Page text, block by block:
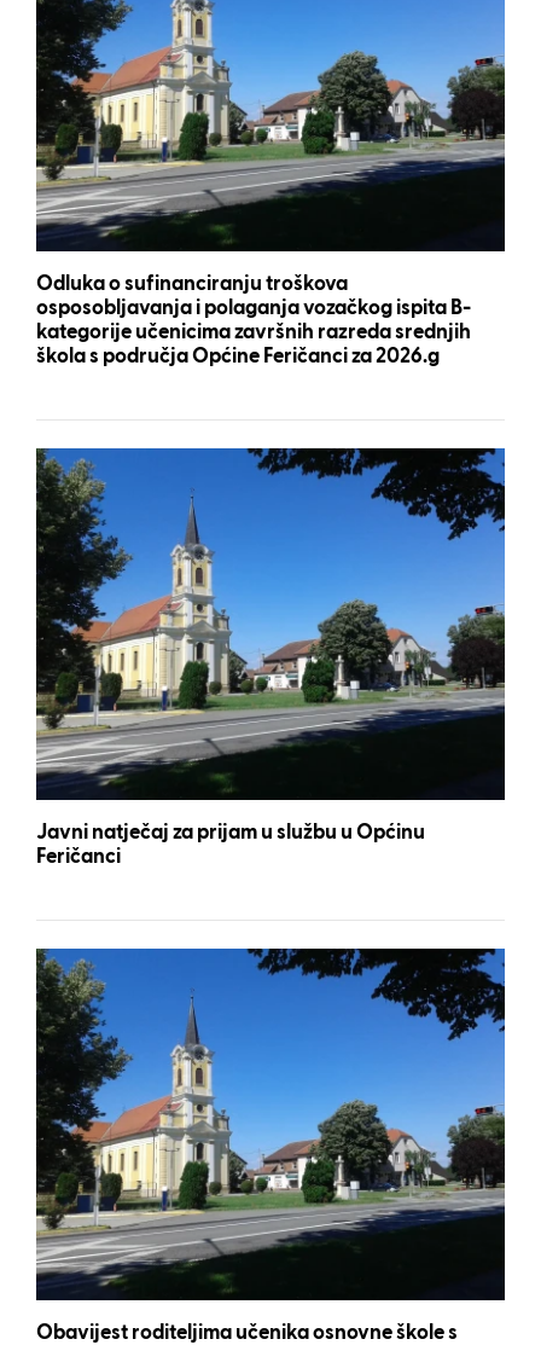
Odluka o sufinanciranju troškova
osposobljavanja i polaganja vozačkog ispita B-
kategorije učenicima završnih razreda srednjih
škola s područja Općine Feričanci za 2026.g
Javni natječaj za prijam u službu u Općinu
Feričanci
Obavijest roditeljima učenika osnovne škole s